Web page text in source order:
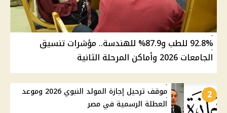
92.8% للطب و87.9% للهندسة.. مؤشرات تنسيق
الجامعات 2026 وأماكن المرحلة الثانية
2
موقف ترحيل إجازة المولد النبوي 2026 وموعد
العطلة الرسمية في مصر